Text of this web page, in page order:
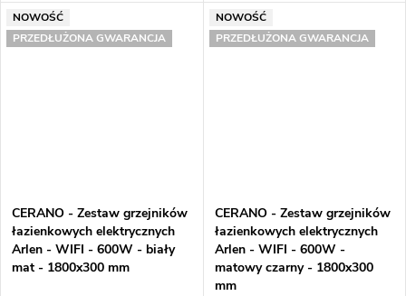
NOWOŚĆ
PRZEDŁUŻONA GWARANCJA
CERANO - Zestaw grzejników
łazienkowych elektrycznych
Arlen - WIFI - 600W - biały
mat - 1800x300 mm
NOWOŚĆ
PRZEDŁUŻONA GWARANCJA
CERANO - Zestaw grzejników
łazienkowych elektrycznych
Arlen - WIFI - 600W -
matowy czarny - 1800x300
mm